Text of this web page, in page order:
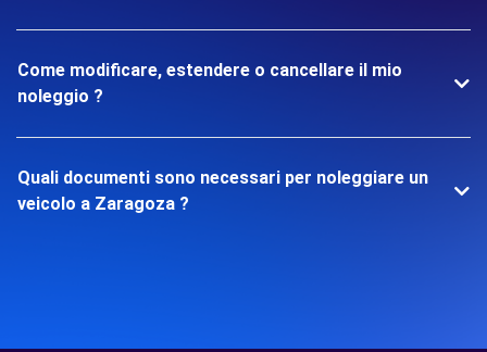
Come modificare, estendere o cancellare il mio
noleggio ?
Quali documenti sono necessari per noleggiare un
veicolo a Zaragoza ?